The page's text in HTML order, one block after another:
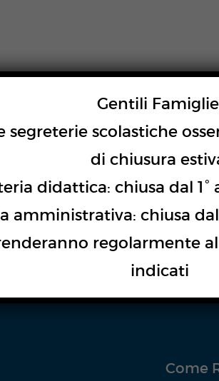
searching can help.
Come
Gentili
segreterie scolastiche
di chiusura
didattica: chiusa dal 1°
amministrativa: chiusa
regolarmente
indicati